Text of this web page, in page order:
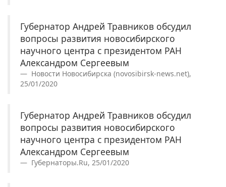
Губернатор Андрей Травников обсудил
вопросы развития новосибирского
научного центра с президентом РАН
Александром Сергеевым
Новости Новосибирска (novosibirsk-news.net),
25/01/2020
Губернатор Андрей Травников обсудил
вопросы развития новосибирского
научного центра с президентом РАН
Александром Сергеевым
Губернаторы.Ru, 25/01/2020